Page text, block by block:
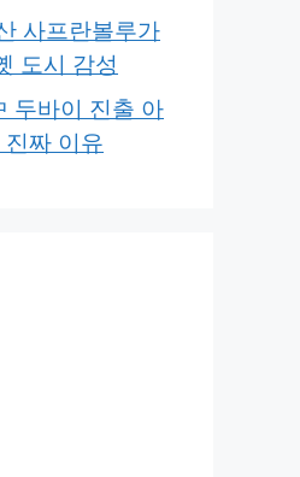
사프란볼루가
도시 감성
두바이 진출 아
짜 이유